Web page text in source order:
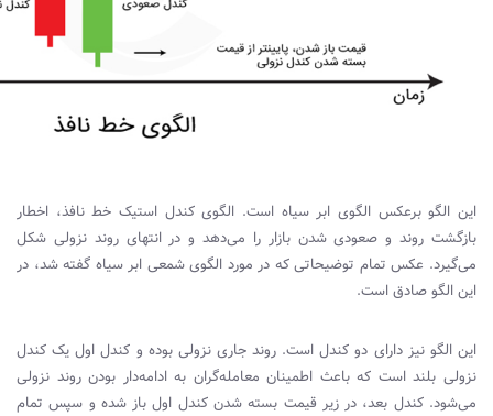
این الگو برعکس الگوی ابر سیاه است. الگوی کندل استیک خط نافذ، اخطار
بازگشت روند و صعودی شدن بازار را می‌دهد و در انتهای روند نزولی شکل
می‌گیرد. عکس تمام توضیحاتی که در مورد الگوی شمعی ابر سیاه گفته شد، در
این الگو صادق است.
این الگو نیز دارای دو کندل است. روند جاری نزولی بوده و کندل اول یک کندل
نزولی بلند است که باعث اطمینان معامله‌گران به ادامه‌دار بودن روند نزولی
می‌شود. کندل بعد، در زیر قیمت بسته شدن کندل اول باز شده و سپس تمام